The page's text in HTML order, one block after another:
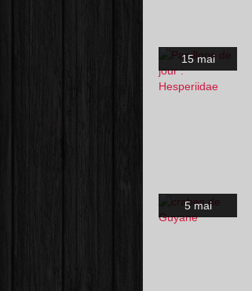
15 mai
5 mai